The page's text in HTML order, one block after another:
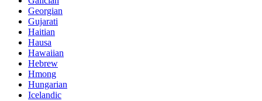
Georgian
Gujarati
Haitian
Hausa
Hawaiian
Hebrew
Hmong
Hungarian
Icelandic